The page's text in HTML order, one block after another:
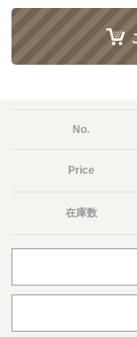
No.
Price
在庫数